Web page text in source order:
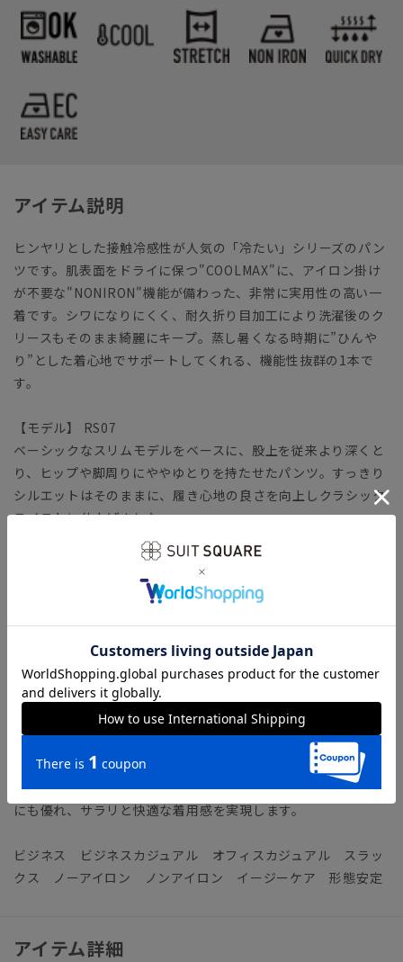
アイテム説明
ヒンヤリとした接触冷感性が人気の「冷たい」シリーズのパン
ツです。肌表面をドライに保つ"COOLMAX"に、アイロン掛け
が不要な"NONIRON"機能が備わった、非常に実用性の高い一
着です。シワになりにくく、耐久折り目加工により洗濯後のク
リースもそのまま綺麗にキープ。蒸し暑くなる時期に”ひんや
り”とした着心地でサポートしてくれる、機能性抜群の1本で
す。
【モデル】 RS07
ベーシックなスリムモデルをベースに、股上を従来より深くと
り、ヒップや脚周りにややゆとりを持たせたパンツ。すっきり
シルエットはそのままに、履き心地の良さを向上しクラシック
テイストに仕上げました。
上品さとカジュアルさを兼ね備えた、コットン×ポリエステル
のロイヤルオックス。一般的なオックスよりも細い糸を使用す
ることで、柔らかな肌触りと光沢感が映える生地です。
【機能】
ノンアイロン／洗濯後にシワが残らずアイロン掛け不要。手間
いらずでタイパも◎
ウォッシャブル／汚れてもご家庭で簡単にお洗濯が可能です。
COOL MAX（クールマックス）／綿の5倍のスピードで汗を吸
収・蒸散し、肌表面を常にドライに保つハイテク素材。通気性
にも優れ、サラリと快適な着用感を実現します。
ビジネス ビジネスカジュアル オフィスカジュアル スラッ
クス ノーアイロン ノンアイロン イージーケア 形態安定
アイテム詳細